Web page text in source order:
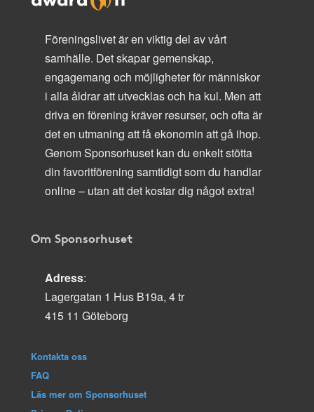
Föreningslivet är en viktig del av vårt
samhälle. Det skapar gemenskap,
engagemang och möjligheter för människor
i alla åldrar att utvecklas och ha kul. Men att
driva en förening kräver resurser, och ofta är
det en utmaning att få ekonomin att gå ihop.
Genom Sponsorhuset kan du enkelt stötta
din favoritförening samtidigt som du handlar
online – utan att det kostar dig något extra!
Om Sponsorhuset
Adress:
Lagergatan 1 Hus B19a, 4 tr
415 11 Göteborg
Kontakta oss
FAQ
Läs mer om Sponsorhuset